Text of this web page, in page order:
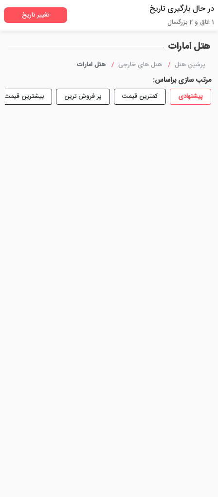
هتل امارات
پرشین هتل هتل های خارجی هتل امارات
مرتب سازی براساس:
پیشنهادی کمترین قیمت پر فروش ترین بیشترین قیمت
در حال بارگیری تاریخ
1 اتاق و 2 بزرگسال
تغییر تاریخ